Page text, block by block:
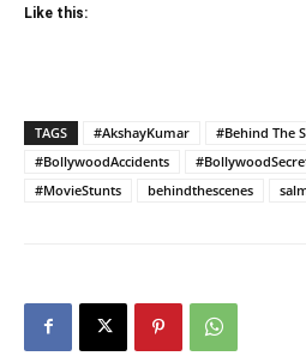
Like this:
TAGS #AkshayKumar
#Behind The
#BollywoodAccidents
#MovieStunts
behindthescenes